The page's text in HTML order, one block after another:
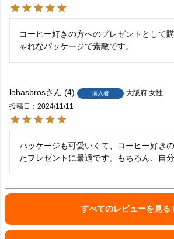
コーヒー好きの方へのプレゼントとして
ゃれなパッケージで素敵です。
lohasbros 4 購入者 大阪府 女性
投稿日
2024/11/11
パッケージも可愛いくて、コーヒー好き
たプレゼントに最適です。もちろん、自分
すべてのレビューを見る